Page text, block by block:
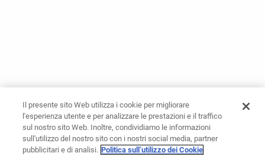
Il presente sito Web utilizza i cookie per migliorare
l'esperienza utente e per analizzare le prestazioni e il traffico
sul nostro sito Web. Inoltre, condividiamo le informazioni
sull'utilizzo del nostro sito con i nostri social media, partner
pubblicitari e di analisi. Politica sull’utilizzo dei Cookie